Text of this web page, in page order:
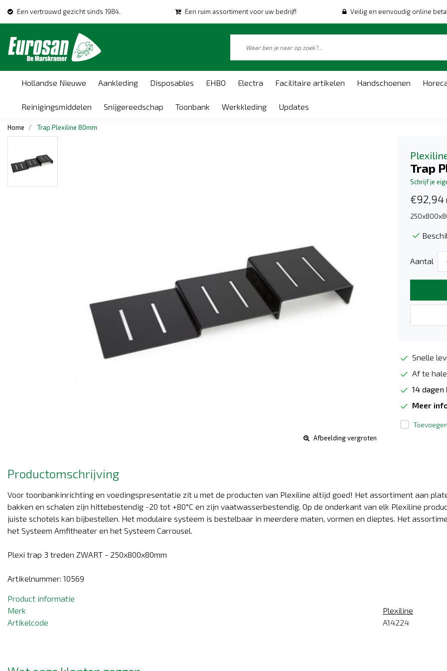
Een vertrouwd gezicht sinds 1984. Een ruim assortiment voor uw bedrijf! Veilig en eenvoudig online
Hollandse Nieuwe Aankleding Disposables EHBO Electra Facilitaire artikelen Handschoenen
Reinigingsmiddelen Snijgereedschap Toonbank Werkkleding Updates
Home Trap Plexiline 80mm
Afbeelding vergroten
Trap
Schrijf je
€92,94
Aantal
Snelle
Af te
14 dagen
Meer
Productomschrijving
Voor toonbankinrichting en voedingspresentatie zit u met de producten van Plexiline altijd goed! Het assortiment aan
bakken en schalen zijn hittebestendig -20 tot +80°C en zijn vaatwasserbestendig. Op de onderkant van elk Plexiline
juiste schotels kan bijbestellen. Het modulaire systeem is bestelbaar in meerdere maten, vormen en dieptes. Het
het Systeem Amfitheater en het Systeem Carrousel.
Plexi trap 3 treden ZWART - 250x800x80mm
Artikelnummer: 10569
Product informatie
Merk
Plexiline
Artikelcode
A14224